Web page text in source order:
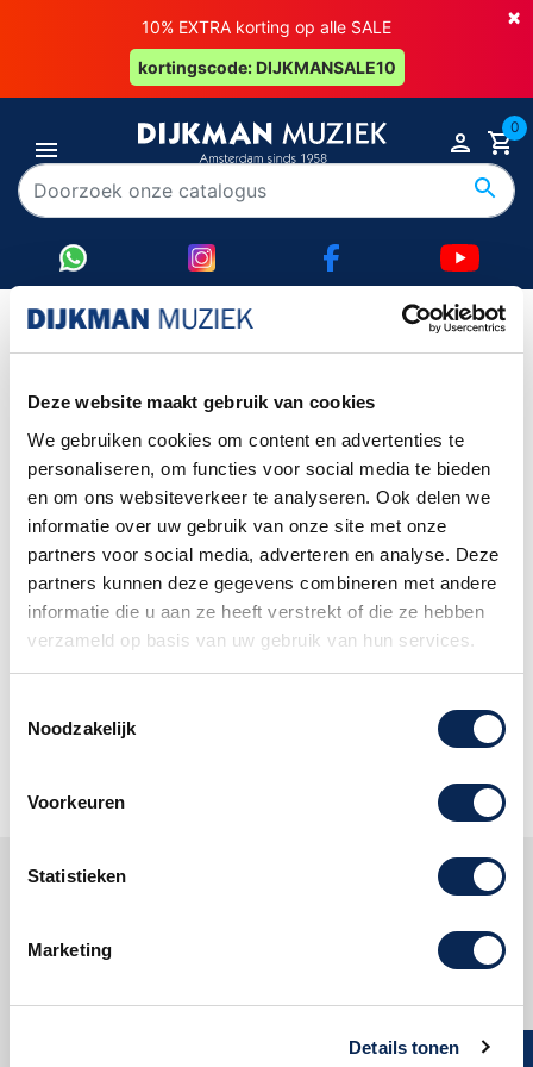
Deze website maakt gebruik van cookies
We gebruiken cookies om content en advertenties te
personaliseren, om functies voor social media te bieden
en om ons websiteverkeer te analyseren. Ook delen we
informatie over uw gebruik van onze site met onze
partners voor social media, adverteren en analyse. Deze
partners kunnen deze gegevens combineren met andere
informatie die u aan ze heeft verstrekt of die ze hebben
verzameld op basis van uw gebruik van hun services.
Noodzakelijk
Voorkeuren
Statistieken
Marketing
Details tonen
×
10% EXTRA korting op alle SALE
kortingscode: DIJKMANSALE10
0
daddario
Item 1-0 van 0 in totaal item(s)
Item 1-0 van 0 in totaal item(s)
Terug naar boven
Volg ons:
Mis geen enkele aanbieding en